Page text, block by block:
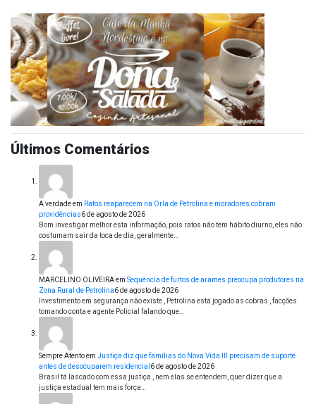
Últimos Comentários
A verdadeem Ratos reaparecem na Orla de Petrolina e moradores cobram
providências6 de agosto de 2026
Bom investigar melhor esta informação, pois ratos não tem hábito diurno, eles não
costumam sair da toca de dia, geralmente…
MARCELINO OLIVEIRAem Sequência de furtos de arames preocupa produtores na
Zona Rural de Petrolina6 de agosto de 2026
Investimento em segurança não existe , Petrolina está jogado as cobras , facções
tomando conta e agente Policial falando que…
Sempre Atentoem Justiça diz que famílias do Nova Vida III precisam de suporte
antes de desocuparem residencial 6 de agosto de 2026
Brasil tá lascado com essa justiça , nem elas se entendem, quer dizer que a
justiça estadual tem mais força…